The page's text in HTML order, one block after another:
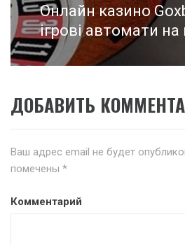
Next
post:
Онлайн казино
ігрові автомати на
ДОБАВИТЬ
Ваш адрес email не будет
помечены *
Комментарий